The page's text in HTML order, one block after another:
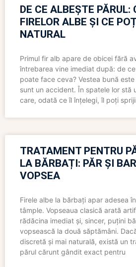
DE CE ALBEȘTE PĂRUL:
FIRELOR ALBE ȘI CE
NATURAL
Primul fir alb apare de obicei fără
întrebarea vine imediat după: de
poate face ceva? Vestea bună
sunt un accident. În spatele lor stă
care, odată ce îl înțelegi, îl poți
TRATAMENT PENTRU
LA BĂRBAȚI: PĂR ȘI
VOPSEA
Firele albe la bărbați apar adesea
tâmple. Vopseaua clasică arată
rădăcina imediat și, sincer, puțini
vopsească la două săptămâni.
discretă și mai naturală, există un
părul cărunt gândit exact pentru